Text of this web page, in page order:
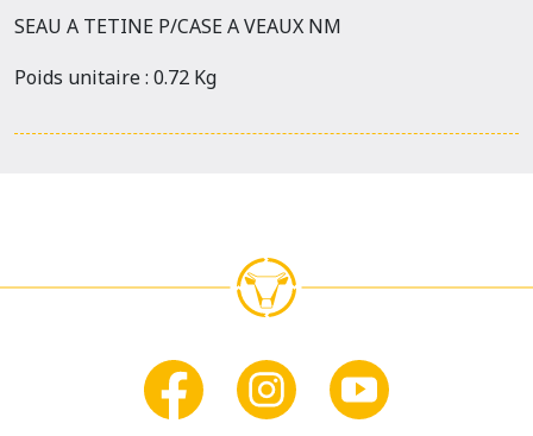
SEAU A TETINE P/CASE A VEAUX NM
Poids unitaire : 0.72 Kg